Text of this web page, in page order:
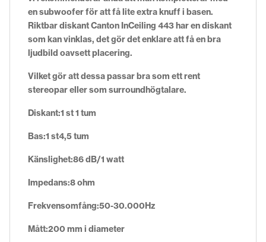
en subwoofer för att få lite extra knuff i basen.
Riktbar diskant Canton InCeiling 443 har en diskant
som kan vinklas, det gör det enklare att få en bra
ljudbild oavsett placering.
Vilket gör att dessa passar bra som ett rent
stereopar eller som surroundhögtalare.
Diskant:1 st 1 tum
Bas:1 st4,5 tum
Känslighet:86 dB/1 watt
Impedans:8 ohm
Frekvensomfång:50-30.000Hz
Mått:200 mm i diameter